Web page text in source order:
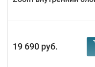
19 690 руб.